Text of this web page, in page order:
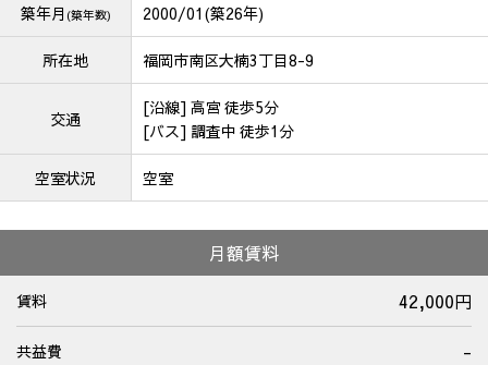
築年月 (築年数) 2000/01(築26年)
所在地 福岡市南区大楠3丁目8-9
交通
[沿線] 高宮 徒歩5分
[バス] 調査中 徒歩1分
空室状況 空室
月額賃料
賃料 42,000円
共益費 -